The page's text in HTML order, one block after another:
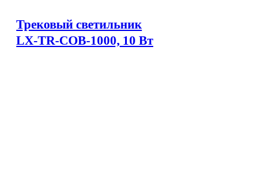
Трековый светильник
LX-TR-COB-1000, 10 Вт